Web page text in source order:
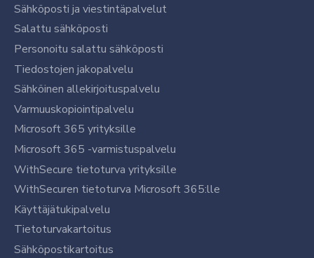
Sähköposti ja viestintäpalvelut
Salattu sähköposti
Personoitu salattu sähköposti
Tiedostojen jakopalvelu
Sähköinen allekirjoituspalvelu
Varmuuskopiointipalvelu
Microsoft 365 yrityksille
Microsoft 365 -varmistuspalvelu
WithSecure tietoturva yrityksille
WithSecuren tietoturva Microsoft 365:lle
Käyttäjätukipalvelu
Tietoturvakartoitus
Sähköpostikartoitus